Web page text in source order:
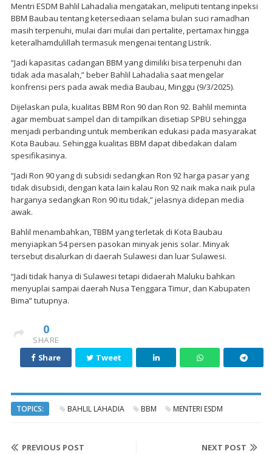
Mentri ESDM Bahlil Lahadalia mengatakan, meliputi tentang inpeksi
BBM Baubau tentang ketersediaan selama bulan suci ramadhan
masih terpenuhi, mulai dari mulai dari pertalite, pertamax hingga
keteralhamdulillah termasuk mengenai tentang Listrik.
“Jadi kapasitas cadangan BBM yang dimiliki bisa terpenuhi dan
tidak ada masalah,” beber Bahlil Lahadalia saat mengelar
konfrensi pers pada awak media Baubau, Minggu (9/3/2025).
Dijelaskan pula, kualitas BBM Ron 90 dan Ron 92. Bahlil meminta
agar membuat sampel dan di tampilkan disetiap SPBU sehingga
menjadi perbanding untuk memberikan edukasi pada masyarakat
Kota Baubau. Sehingga kualitas BBM dapat dibedakan dalam
spesifikasinya.
“Jadi Ron 90 yang di subsidi sedangkan Ron 92 harga pasar yang
tidak disubsidi, dengan kata lain kalau Ron 92 naik maka naik pula
harganya sedangkan Ron 90 itu tidak,” jelasnya didepan media
awak.
Bahlil menambahkan, TBBM yang terletak di Kota Baubau
menyiapkan 54 persen pasokan minyak jenis solar. Minyak
tersebut disalurkan di daerah Sulawesi dan luar Sulawesi.
“Jadi tidak hanya di Sulawesi tetapi didaerah Maluku bahkan
menyuplai sampai daerah Nusa Tenggara Timur, dan Kabupaten
Bima” tutupnya.
0
SHARE
Share
Tweet
TOPICS: BAHLIL LAHADIA BBM MENTERI ESDM
PREVIOUS POST NEXT POST